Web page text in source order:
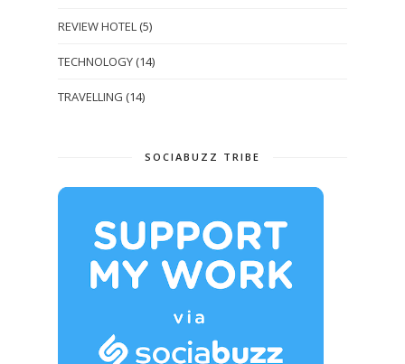
REVIEW HOTEL (5)
TECHNOLOGY (14)
TRAVELLING (14)
SOCIABUZZ TRIBE